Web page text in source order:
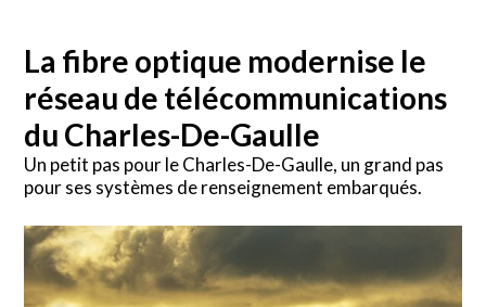
La fibre optique modernise le
réseau de télécommunications
du Charles-De-Gaulle
Un petit pas pour le Charles-De-Gaulle, un grand pas
pour ses systèmes de renseignement embarqués.